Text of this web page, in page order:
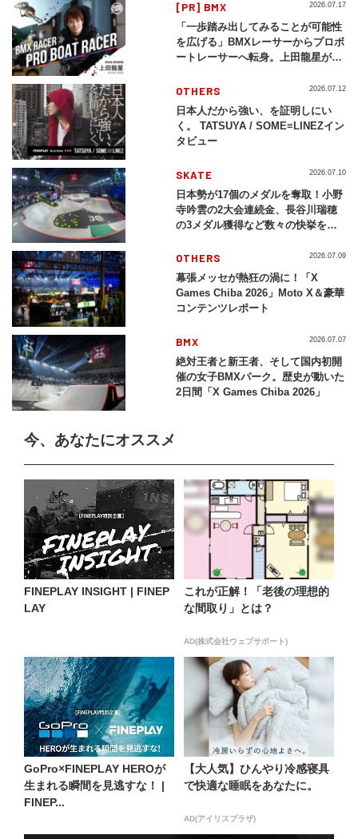
[PR] BMX
「一歩踏み出してみることが可能性
を広げる」BMXレーサーからプロボ
ートレーサーへ転身。上田龍星が体
2026.07.17
OTHERS
日本人だから強い、を証明しにい
く。 TATSUYA / SOME≡LINEZイン
タビュー
2026.07.12
SKATE
日本勢が17個のメダルを奪取！小野
寺吟雲の2大会連続金、長谷川瑞穂
の3メダル獲得など数々の快挙をプ
2026」
2026.07.10
OTHERS
幕張メッセが熱狂の渦に！「X
Games Chiba 2026」Moto X＆豪華
コンテンツレポート
2026.07.09
BMX
絶対王者と新王者、そして国内初開
催の女子BMXパーク。歴史が動いた
2日間「X Games Chiba 2026」
2026.07.07
今、あなたにオススメ
FINEPLAY INSIGHT | FINEP
LAY
これが正解！「老後の理想的
な間取り」とは？
AD(株式会社ウェブサポート)
GoPro×FINEPLAY HEROが
生まれる瞬間を見逃すな！ |
FINEP...
【大人気】ひんやり冷感寝具
で快適な睡眠をあなたに。
AD(アイリスプラザ)